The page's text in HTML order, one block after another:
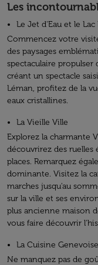
Les
Le Jet d'Eau et le Lac
Commencez votre
des paysages
spectaculaire propulser
créant un spectacle
Léman, profitez de la
eaux cristallines.
La Vieille Ville
Explorez la charmante
découvrirez des
places. Remarquez
dominante. Visitez la
marches jusqu'au
sur la ville et ses
plus ancienne maison
vous faire découvrir
La Cuisine Genevoise
Ne manquez pas de